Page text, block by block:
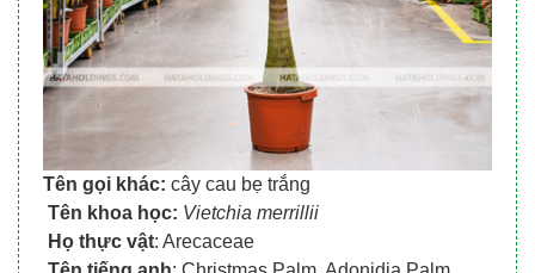
Tên gọi khác: cây cau bẹ trắng
Tên khoa học: Vietchia merrillii
Họ thực vật: Arecaceae